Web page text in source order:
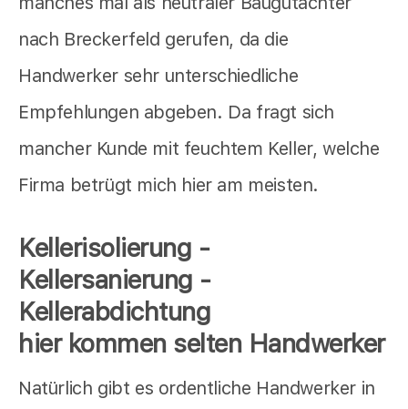
nach Breckerfeld gerufen, da die
Handwerker sehr unterschiedliche
Empfehlungen abgeben. Da fragt sich
mancher Kunde mit feuchtem Keller, welche
Firma betrügt mich hier am meisten.
Kellerisolierung -
Kellersanierung -
Kellerabdichtung
hier kommen selten Handwerker
Natürlich gibt es ordentliche Handwerker in